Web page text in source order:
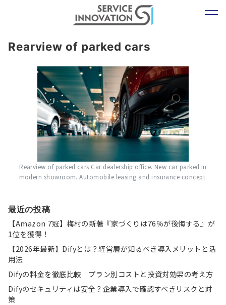
Rearview of parked cars
Rearview of parked cars Car dealership office. New car parked in
modern showroom. Automobile leasing and insurance concept.
最近の投稿
【Amazon 7冠】梅村の新著『家づくりは76％が後悔する』が
1位を獲得！
【2026年最新】Difyとは？経営層が知るべき導入メリットと活
用法
Difyの料金を徹底比較｜プラン別コストと投資対効果の考え方
Difyのセキュリティは安全？企業導入で確認すべきリスクと対
策